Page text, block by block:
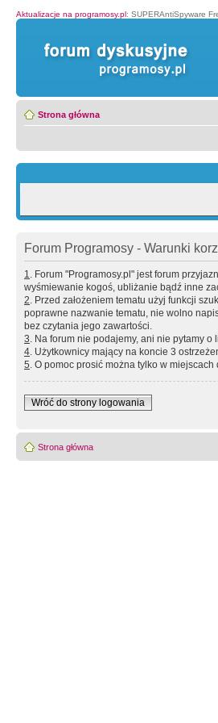
Aktualizacje na programosy.pl: SUPERAntiSpyware
Strona główna
Forum Programosy - Warunki
1. Forum "Programosy.pl" jest forum
wyśmiewanie kogoś, ubliżanie bądź inne
2. Przed założeniem tematu użyj funkcji
poprawne nazwanie tematu, nie wolno
bez czytania jego zawartości.
3. Na forum nie podajemy, ani nie pytamy
4. Użytkownicy mający na koncie 3
5. O pomoc prosić można tylko w
Wróć do strony logowania
Strona główna